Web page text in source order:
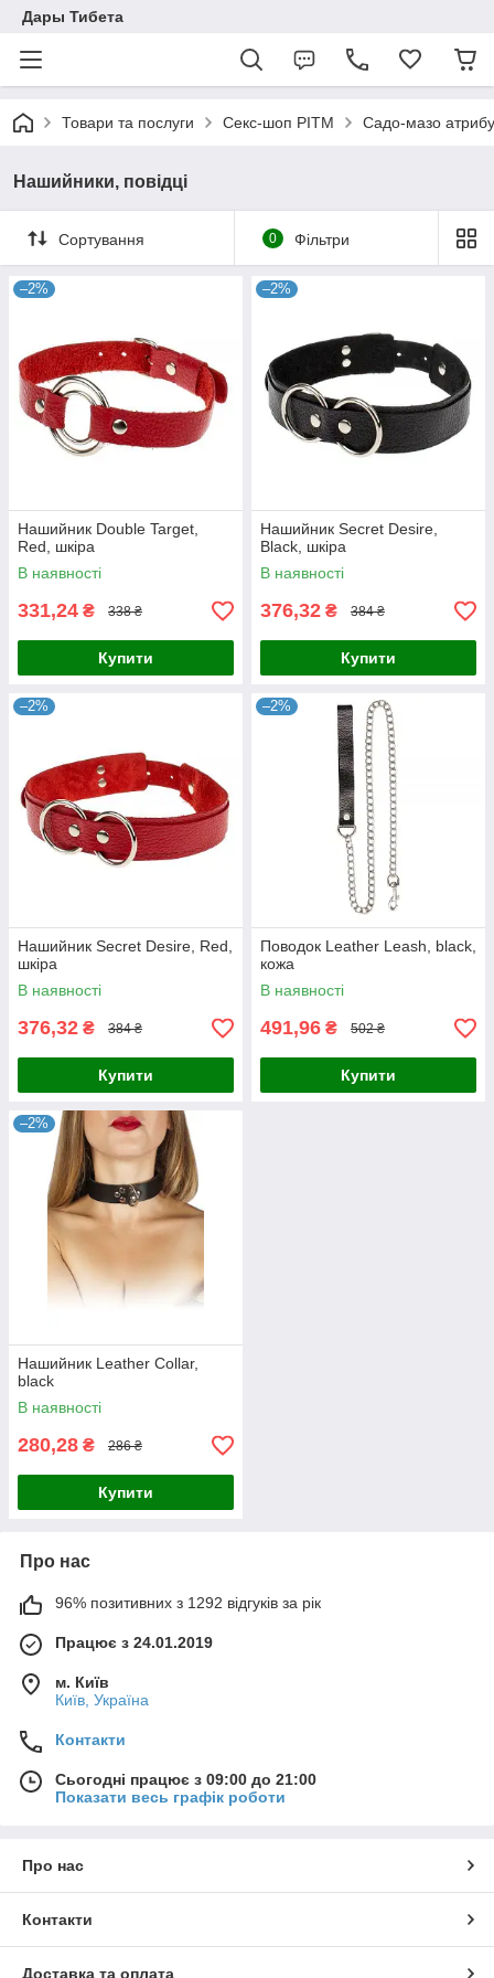
Дары Тибета
Товари та послуги Секс-шоп РІТМ Садо-мазо
Нашийники, повідці
Сортування 0 Фільтри
–2%
Нашийник Double Target,
Red, шкіра
В наявності
331,24 ₴ 338 ₴
Купити
–2%
Нашийник Secret Desire,
Black, шкіра
В наявності
376,32 ₴ 384 ₴
Купити
–2%
Нашийник Secret Desire, Red,
шкіра
В наявності
376,32 ₴ 384 ₴
Купити
–2%
Поводок Leather Leash, black,
кожа
В наявності
491,96 ₴ 502 ₴
Купити
–2%
Нашийник Leather Collar,
black
В наявності
280,28 ₴ 286 ₴
Купити
Про нас
96% позитивних з 1292 відгуків за рік
Працює з 24.01.2019
м. Київ
Київ, Україна
Контакти
Сьогодні працює з 09:00 до 21:00
Показати весь графік роботи
Про нас
Контакти
Доставка та оплата